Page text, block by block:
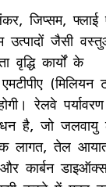
जिप्सम,
जैसी
वृद्धि कार्यों के
(मिलियन
रेलवे
है, जो जलवायु
लागत, तेल
कार्बन